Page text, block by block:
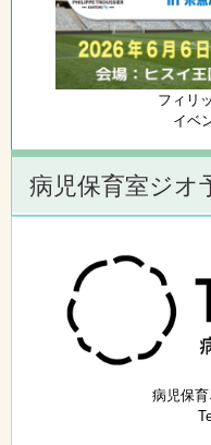
フィリ
イベ
病児保育室ジオ
病児保